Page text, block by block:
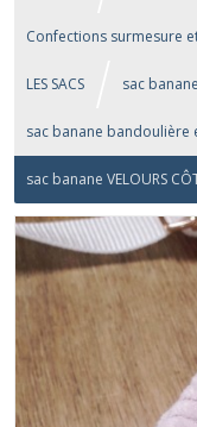
Confections surmesure
LES SACS sac
sac banane bandoulière
sac banane VELOURS